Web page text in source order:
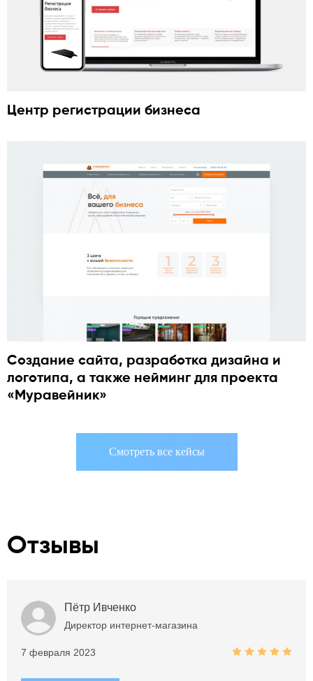
Центр регистрации бизнеса
Создание сайта, разработка дизайна и
логотипа, а также нейминг для проекта
«Муравейник»
Смотреть все кейсы
Отзывы
Пётр Ивченко
Директор интернет-магазина
7 февраля 2023